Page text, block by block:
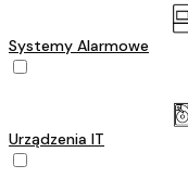
Systemy Alarmowe
Urządzenia IT